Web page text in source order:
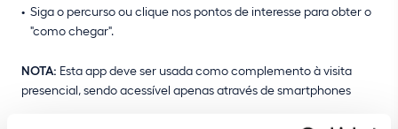
Siga o percurso ou clique nos pontos de interesse para obter o
"como chegar".
NOTA: Esta app deve ser usada como complemento à visita
presencial, sendo acessível apenas através de smartphones